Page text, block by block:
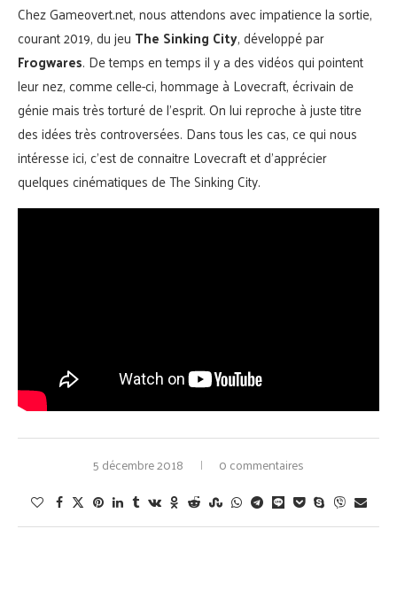
Chez Gameovert.net, nous attendons avec impatience la sortie,
courant 2019, du jeu The Sinking City, développé par
Frogwares. De temps en temps il y a des vidéos qui pointent
leur nez, comme celle-ci, hommage à Lovecraft, écrivain de
génie mais très torturé de l’esprit. On lui reproche à juste titre
des idées très controversées. Dans tous les cas, ce qui nous
intéresse ici, c’est de connaitre Lovecraft et d’apprécier
quelques cinématiques de The Sinking City.
5 décembre 2018 0 commentaires